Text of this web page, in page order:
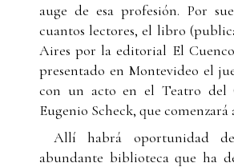
auge de esa profesión. Por
cuantos lectores, el libro
Aires por la editorial El
presentado en Montevideo el
con un acto en el Teatro del
Eugenio Scheck, que comenzará
Allí habrá oportunidad
abundante biblioteca que ha